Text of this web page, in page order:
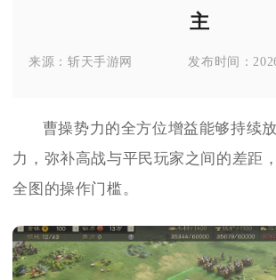
主
来源：斩天手游网 发布时间：
曹操势力的全方位增益能够持续
力，弥补高战与平民玩家之间的差距
全图的操作门槛。